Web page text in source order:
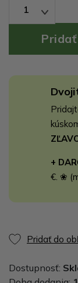
1
+
€. ❀
Pridať do
Dostupnosť: